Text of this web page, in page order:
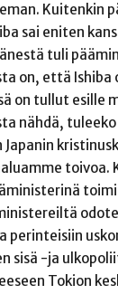
Kuitenkin
sai eniten
tuli
on, että Ishiba
on tullut esille
nähdä,
toivoa.
perinteisiin
sisä -ja
Tokion